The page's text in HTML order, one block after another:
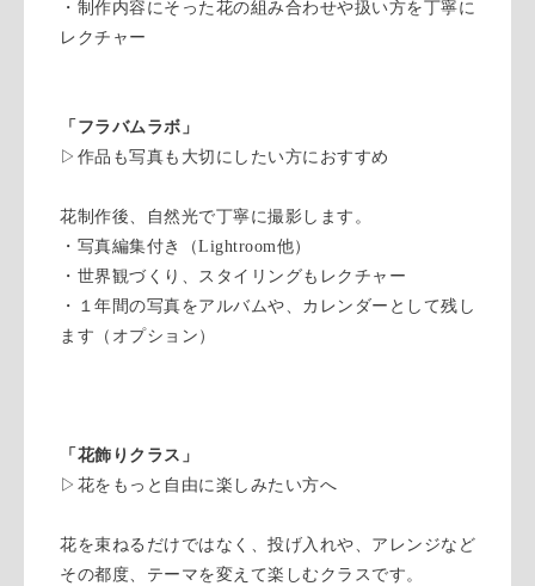
・制作内容にそった花の組み合わせや扱い方を丁寧に
レクチャー
「フラバムラボ」
▷作品も写真も大切にしたい方におすすめ
花制作後、自然光で丁寧に撮影します。
・写真編集付き（Lightroom他）
・世界観づくり、スタイリングもレクチャー
・１年間の写真をアルバムや、カレンダーとして残し
ます（オプション）
「花飾りクラス」
▷花をもっと自由に楽しみたい方へ
花を束ねるだけではなく、投げ入れや、アレンジなど
その都度、テーマを変えて楽しむクラスです。